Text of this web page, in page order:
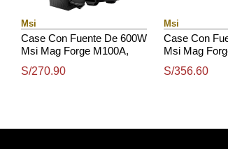
Msi
Case Con Fuente De 600W
Msi Mag Forge M100A,
S/270.90
Msi
Case Con
Msi Mag
S/356.60